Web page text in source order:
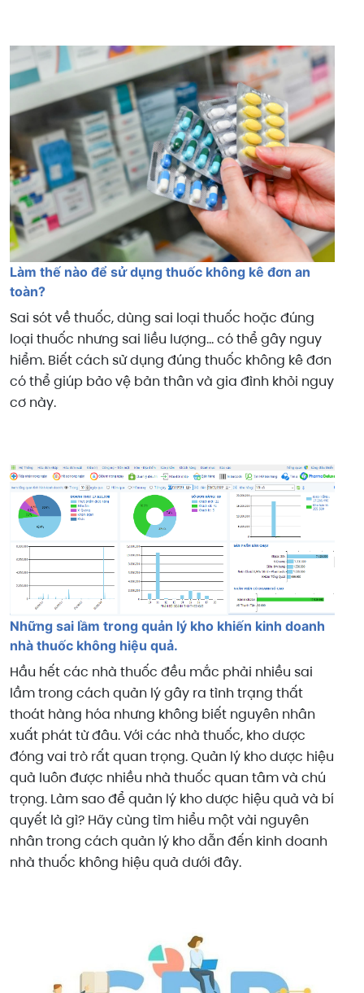
Làm thế nào để sử dụng thuốc không kê đơn an
toàn?
Sai sót về thuốc, dùng sai loại thuốc hoặc đúng
loại thuốc nhưng sai liều lượng... có thể gây nguy
hiểm. Biết cách sử dụng đúng thuốc không kê đơn
có thể giúp bảo vệ bản thân và gia đình khỏi nguy
cơ này.
Những sai lầm trong quản lý kho khiến kinh doanh
nhà thuốc không hiệu quả.
Hầu hết các nhà thuốc đều mắc phải nhiều sai
lầm trong cách quản lý gây ra tình trạng thất
thoát hàng hóa nhưng không biết nguyên nhân
xuất phát từ đâu. Với các nhà thuốc, kho dược
đóng vai trò rất quan trọng. Quản lý kho dược hiệu
quả luôn được nhiều nhà thuốc quan tâm và chú
trọng. Làm sao để quản lý kho dược hiệu quả và bí
quyết là gì? Hãy cùng tìm hiểu một vài nguyên
nhân trong cách quản lý kho dẫn đến kinh doanh
nhà thuốc không hiệu quả dưới đây.